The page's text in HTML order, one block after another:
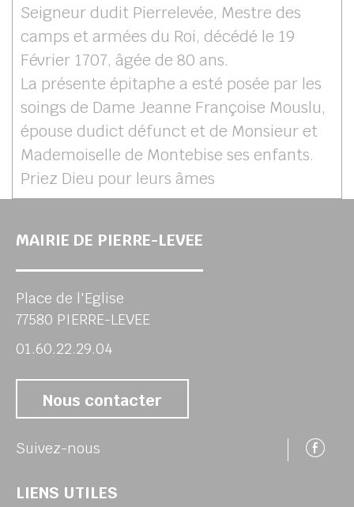
Seigneur dudit Pierrelevée, Mestre des
camps et armées du Roi, décédé le 19
Février 1707, âgée de 80 ans.
La présente épitaphe a esté posée par les
soings de Dame Jeanne Françoise Mouslu,
épouse dudict défunct et de Monsieur et
Mademoiselle de Montebise ses enfants.
Priez Dieu pour leurs âmes
MAIRIE DE PIERRE-LEVEE
Place de l'Eglise
77580 PIERRE-LEVEE
01.60.22.29.04
Nous contacter
Suivez-nous
LIENS UTILES